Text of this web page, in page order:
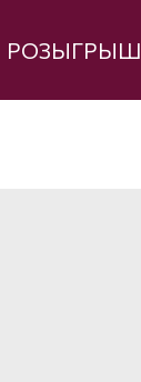
РОЗЫГРЫШ